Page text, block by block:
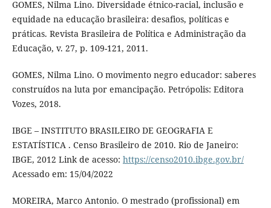
GOMES, Nilma Lino. Diversidade étnico-racial, inclusão e
equidade na educação brasileira: desafios, políticas e
práticas. Revista Brasileira de Política e Administração da
Educação, v. 27, p. 109-121, 2011.
GOMES, Nilma Lino. O movimento negro educador: saberes
construídos na luta por emancipação. Petrópolis: Editora
Vozes, 2018.
IBGE – INSTITUTO BRASILEIRO DE GEOGRAFIA E
ESTATÍSTICA . Censo Brasileiro de 2010. Rio de Janeiro:
IBGE, 2012 Link de acesso: https://censo2010.ibge.gov.br/
Acessado em: 15/04/2022
MOREIRA, Marco Antonio. O mestrado (profissional) em